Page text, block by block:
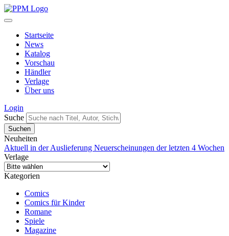
Startseite
News
Katalog
Vorschau
Händler
Verlage
Über uns
Login
Suche
Neuheiten
Aktuell in der Auslieferung Neuerscheinungen der letzten 4 Wochen
Verlage
Kategorien
Comics
Comics für Kinder
Romane
Spiele
Magazine